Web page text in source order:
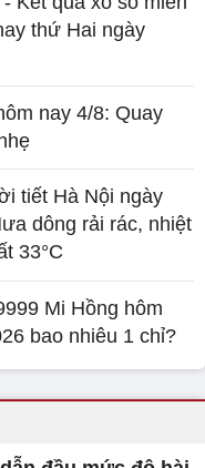
thứ Hai ngày
nay 4/8: Quay
tiết Hà Nội ngày
dông rải rác, nhiệt
33°C
Mi Hồng hôm
bao nhiêu 1 chỉ?